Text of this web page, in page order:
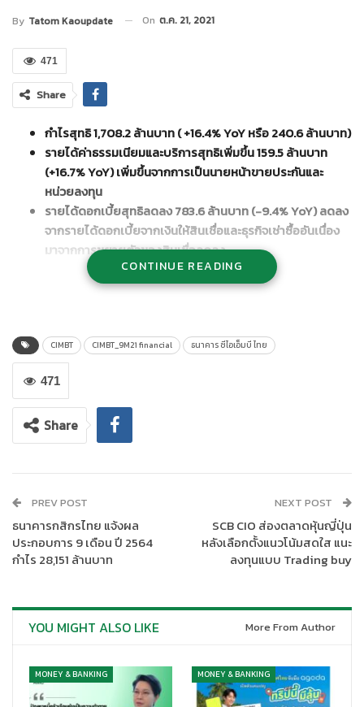
By Tatom Kaoupdate On ต.ค. 21, 2021
471
Share
กำไรสุทธิ 1,708.2 ล้านบาท ( +16.4% YoY หรือ 240.6 ล้านบาท)
รายได้ค่าธรรมเนียมและบริการสุทธิเพิ่มขึ้น 159.5 ล้านบาท
(+16.7% YoY) เพิ่มขึ้นจากการเป็นนายหน้าขายประกันและ
หน่วยลงทุน
รายได้ดอกเบี้ยสุทธิลดลง 783.6 ล้านบาท (-9.4% YoY) ลดลง
จากรายได้ดอกเบี้ยจากเงินให้สินเชื่อและธุรกิจเช่าซื้ออันเนื่อง
มาจากการขยายตัวของสินเชื่อลดลง
ค่าใช้จ่ายในการดำเนินงานลดลง 849.9 ล้านบาท (-3% YoY)
จากการเพิ่มประสิทธิภาพของทรัพยากรและการจัดการต้นทุนที่
เป็น 55.7% จาก 60.1% YoY
นายพอล วอง ชี คิน กรรมการผู้จัดการใหญ่และประธานเจ้าหน้าที่
บริหาร ธนาคาร ซีไอเอ็มบี ไทย จำกัด (มหาชน)
ดำเนินงานของกลุ่มธนาคาร สำหรับงวดเก้าเดือนสิ้นสุดวันที่ 30
กันยายน 2564 มีกำไรสุทธิจำนวน 1,708.2 ล้านบาท เพิ่มขึ้นจำนวน
ส่งผลให้ค่าใช้จ่ายในการดำเนินงานลดลงร้อยละ 12.3 และผลขาดทุน
ด้านเครดิตที่คาดว่าจะเกิดขึ้นลดลงร้อยละ 6.0 ในขณะที่รายได้จาก
การดำเนินงานลดลงร้อยละ 5.4%
รายได้จากการดำเนินงาน สำหรับงวดเก้าเดือนปี 2564 มีจำนวน
เปรียบเทียบกับงวดเดียวกันปี 2563 เนื่องจากการลดลงของรายได้
ดอกเบี้ยสุทธิจำนวน 783.6 ล้านบาท หรือร้อยละ 9.4 เนื่องจากการลด
จากการขยายตัวของสินเชื่อลดลง สุทธิกับการเพิ่มขึ้นของรายได้ค่า
ธรรมเนียมและบริการสุทธิจำนวน 159.5 ล้านบาท หรือร้อยละ 16.7 ส่วน
CONTINUE READING
CIMBT CIMBT_9M21 financial ธนาคาร ซีไอเอ็มบี ไทย
471
Share
PREV POST
ธนาคารกสิกรไทย แจ้งผล
ประกอบการ 9 เดือน ปี 2564
กำไร 28,151 ล้านบาท
NEXT POST
SCB CIO ส่องตลาดหุ้นญี่ปุ่น
หลังเลือกตั้งแนวโน้มสดใส แนะ
ลงทุนแบบ Trading buy
YOU MIGHT ALSO LIKE More From Author
MONEY & BANKING MONEY & BANKING